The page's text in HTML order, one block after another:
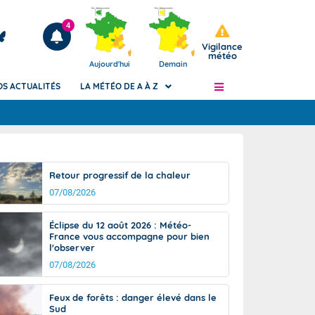
Articles
4
Aujourd'hui Demain
Vigilance
météo
de
Phénomènes dangereux de J+2 à J+7
Avertissement pluies intenses à l'échelle
des communes (Apic)
Bulletins Marine
Bulletins d'estimation du risque
d'avalanche
Météo des forêts
Vigicrues
ACTUALITÉS LA MÉTÉO DE A À Z
Retour progressif de la chaleur
07/08/2026
Éclipse du 12 août 2026 : Météo-
France vous accompagne pour bien
l'observer
07/08/2026
Feux de forêts : danger élevé dans le
Sud